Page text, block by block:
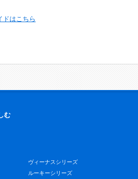
ドはこちら
む
ヴィーナスシリーズ
ルーキーシリーズ